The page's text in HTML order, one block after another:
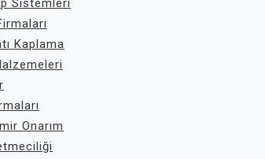
Sistemleri
Kaplama
Onarım